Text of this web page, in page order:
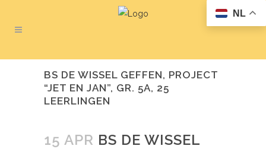
BS DE WISSEL GEFFEN, PROJECT
“JET EN JAN”, GR. 5A, 25
LEERLINGEN
15 APR BS DE WISSEL
NL